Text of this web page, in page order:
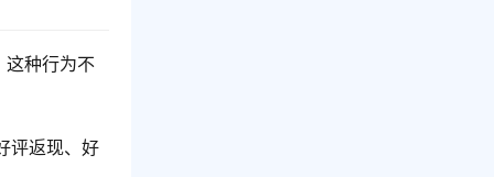
这种行为不
评返现、好